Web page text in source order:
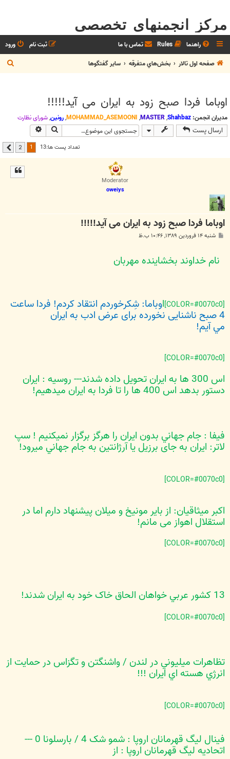
مرکز انجمنهای تخصصی
راهنما Rules تماس با ما ورود
ثبت نام
صفحه اول تالار
بخش‌‌هاي متفرقه ساير گفتگوها
ج
س
اوباما فردا صبح زود به ایران می آید!!!!!
مدیران انجمن: Shahbaz
,
MASTER
,
MOHAMMAD_ASEMOONI
,رونین,شوراي نظارت
ارسال پست جستجو
تعداد پست ها:13 2 بعدی
Moderator
oweiys
اوباما فردا صبح زود به ایران می آید!!!!!
پ شنبه ۱۴ فروردین ۱۳۸۹, ۱۰:۴۶ ب.ظ
نام خداوند بخشاينده مهربان
اوباما: شِکرخوردم انتقاد کردم! فردا ساعت
4 صبح ناشنایی نخورده برای عرض ادب به ايران
مي آيم!
اس 300 ها به ايران تحويل داده شدند--- روسيه : ايران
دستور بدهد اس 400 ها را تا فردا به ايران ميدهيم!
فيفا : جام جهاني بدون ايران را هرگز برگزار نميکنيم ! سپ
لاتر: ايران به جای برزيل يا آرژانتين به جام جهاني ميرود!
اکبر میثاقیان: از بایر مونیخ و میلان پیشنهاد دارم اما در
استقلال اهواز می مانم!
13 کشور عربي خواهان الحاق خاک خود به ايران شدند!
تظاهرات ميليوني در لندن / واشنگتن و تگزاس در حمايت از
انرژي هسته اي ايران !!!
فينال ليگ قهرمانان اروپا : شمو شک 4 / بارسلونا 0 ---
اتحاديه ليگ قهرمانان اروپا : از